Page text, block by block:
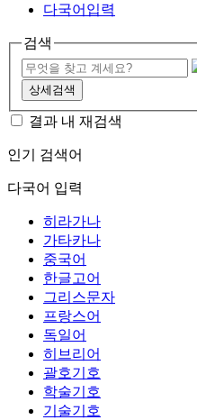
다국어입력
검색
상세검색
결과 내 재검색
인기 검색어
다국어 입력
히라가나
가타카나
중국어
한글고어
그리스문자
프랑스어
독일어
히브리어
괄호기호
학술기호
기술기호